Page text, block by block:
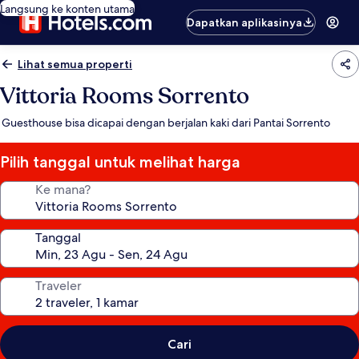
Langsung ke konten utama
Dapatkan aplikasinya
Lihat semua properti
Vittoria Rooms Sorrento
Guesthouse bisa dicapai dengan berjalan kaki dari Pantai Sorrento
Pilih tanggal untuk melihat harga
Ke mana?
Tanggal
Traveler
Cari